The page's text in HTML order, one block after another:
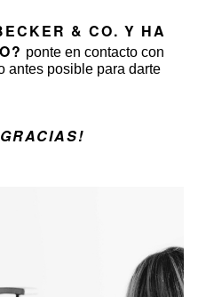
& CO. Y HA
ponte en contacto con
antes posible para darte